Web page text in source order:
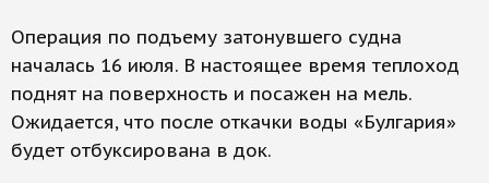
Операция по подъему затонувшего судна
началась 16 июля. В настоящее время теплоход
поднят на поверхность и посажен на мель.
Ожидается, что после откачки воды «Булгария»
будет отбуксирована в док.